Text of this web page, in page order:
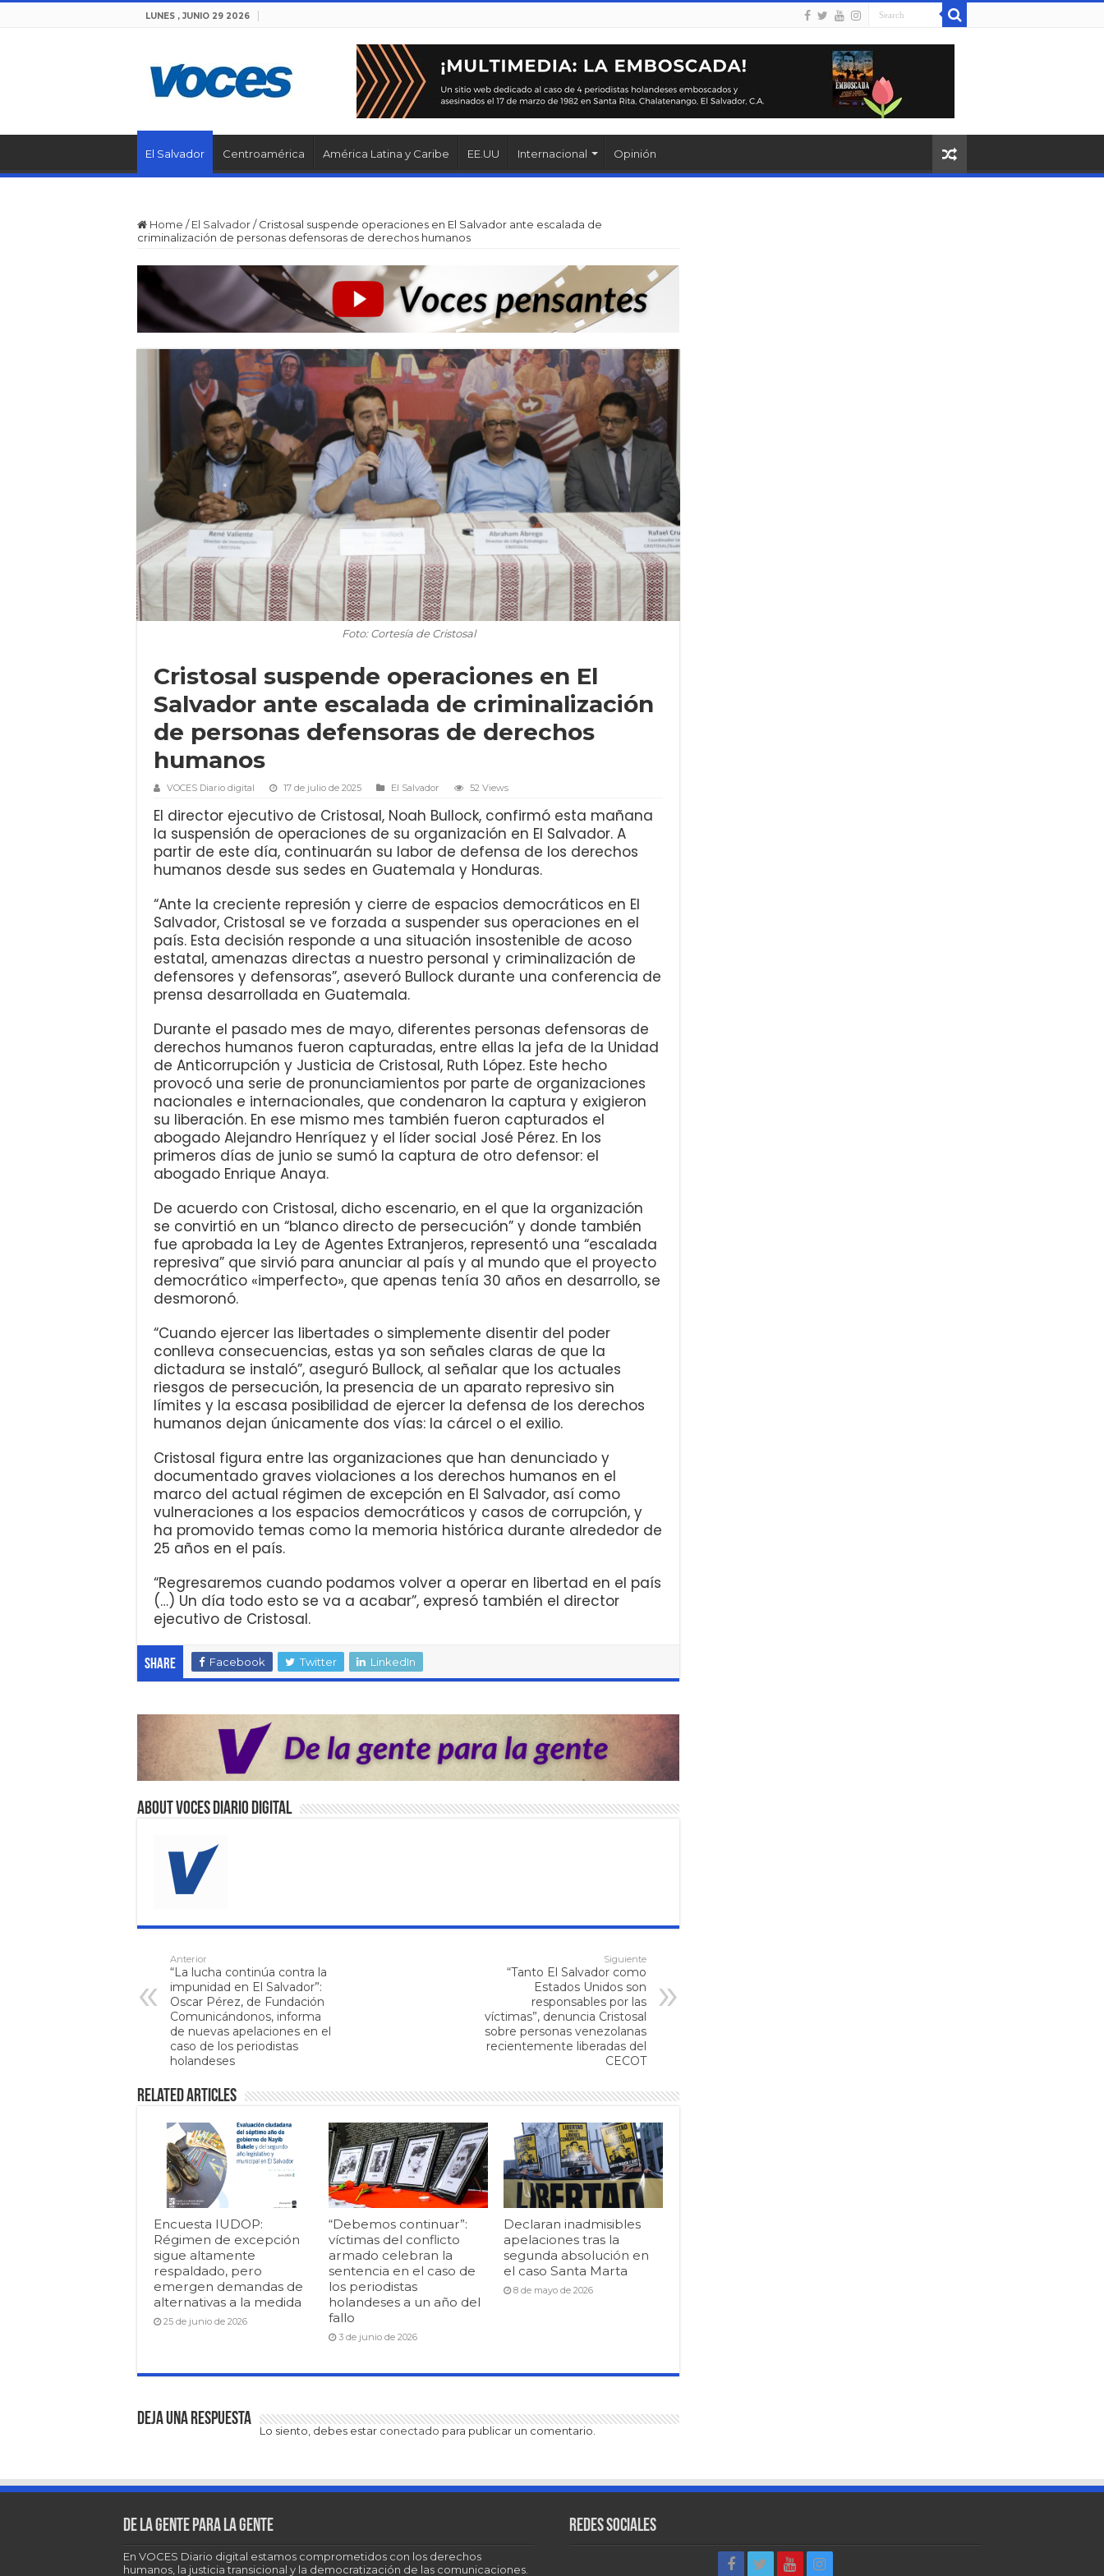
LUNES , JUNIO 29 2026
El Salvador Centroamérica América Latina y Caribe EE.UU Internacional Opinión
Home / El Salvador/ Cristosal suspende operaciones en El Salvador ante escalada de
criminalización de personas defensoras de derechos humanos
Foto: Cortesía de Cristosal
Cristosal suspende operaciones en El
Salvador ante escalada de criminalización
de personas defensoras de derechos
humanos
VOCES Diario digital 17 de julio de 2025 El Salvador 52 Views
El director ejecutivo de Cristosal, Noah Bullock, confirmó esta mañana
la suspensión de operaciones de su organización en El Salvador. A
partir de este día, continuarán su labor de defensa de los derechos
humanos desde sus sedes en Guatemala y Honduras.
“Ante la creciente represión y cierre de espacios democráticos en El
Salvador, Cristosal se ve forzada a suspender sus operaciones en el
país. Esta decisión responde a una situación insostenible de acoso
estatal, amenazas directas a nuestro personal y criminalización de
defensores y defensoras”, aseveró Bullock durante una conferencia de
prensa desarrollada en Guatemala.
Durante el pasado mes de mayo, diferentes personas defensoras de
derechos humanos fueron capturadas, entre ellas la jefa de la Unidad
de Anticorrupción y Justicia de Cristosal, Ruth López. Este hecho
provocó una serie de pronunciamientos por parte de organizaciones
nacionales e internacionales, que condenaron la captura y exigieron
su liberación. En ese mismo mes también fueron capturados el
abogado Alejandro Henríquez y el líder social José Pérez. En los
primeros días de junio se sumó la captura de otro defensor: el
abogado Enrique Anaya.
De acuerdo con Cristosal, dicho escenario, en el que la organización
se convirtió en un “blanco directo de persecución” y donde también
fue aprobada la Ley de Agentes Extranjeros, representó una “escalada
represiva” que sirvió para anunciar al país y al mundo que el proyecto
democrático «imperfecto», que apenas tenía 30 años en desarrollo, se
desmoronó.
“Cuando ejercer las libertades o simplemente disentir del poder
conlleva consecuencias, estas ya son señales claras de que la
dictadura se instaló”, aseguró Bullock, al señalar que los actuales
riesgos de persecución, la presencia de un aparato represivo sin
límites y la escasa posibilidad de ejercer la defensa de los derechos
humanos dejan únicamente dos vías: la cárcel o el exilio.
Cristosal figura entre las organizaciones que han denunciado y
documentado graves violaciones a los derechos humanos en el
marco del actual régimen de excepción en El Salvador, así como
vulneraciones a los espacios democráticos y casos de corrupción, y
ha promovido temas como la memoria histórica durante alrededor de
25 años en el país.
“Regresaremos cuando podamos volver a operar en libertad en el país
(…) Un día todo esto se va a acabar”, expresó también el director
ejecutivo de Cristosal.
Share Facebook Twitter LinkedIn
About VOCES Diario digital
Anterior
“La lucha continúa contra la
impunidad en El Salvador”:
Oscar Pérez, de Fundación
Comunicándonos, informa
de nuevas apelaciones en el
caso de los periodistas
holandeses
Siguiente
“Tanto El Salvador como
Estados Unidos son
responsables por las
víctimas”, denuncia Cristosal
sobre personas venezolanas
recientemente liberadas del
CECOT
Related Articles
Encuesta IUDOP:
Régimen de excepción
sigue altamente
respaldado, pero
emergen demandas de
alternativas a la medida
25 de junio de 2026
“Debemos continuar”:
víctimas del conflicto
armado celebran la
sentencia en el caso de
los periodistas
holandeses a un año del
fallo
3 de junio de 2026
Declaran inadmisibles
apelaciones tras la
segunda absolución en
el caso Santa Marta
8 de mayo de 2026
Deja una respuesta
Lo siento, debes estar conectado para publicar un comentario.
De la gente para la gente
En VOCES Diario digital estamos comprometidos con los derechos
humanos, la justicia transicional y la democratización de las comunicaciones.
Redes sociales